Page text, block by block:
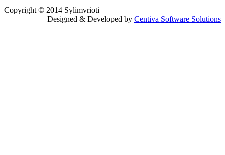
Copyright © 2014 Sylimvrioti
Designed & Developed by Centiva Software Solutions